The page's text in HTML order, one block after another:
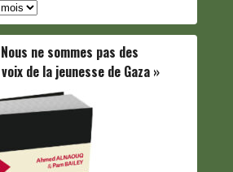
ne sommes pas des
de la jeunesse de Gaza »